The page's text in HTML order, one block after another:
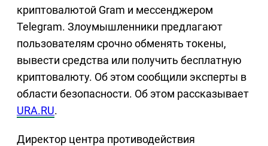
криптовалютой Gram и мессенджером
Telegram. Злоумышленники предлагают
пользователям срочно обменять токены,
вывести средства или получить бесплатную
криптовалюту. Об этом сообщили эксперты в
области безопасности. Об этом рассказывает
URA.RU.
Директор центра противодействия